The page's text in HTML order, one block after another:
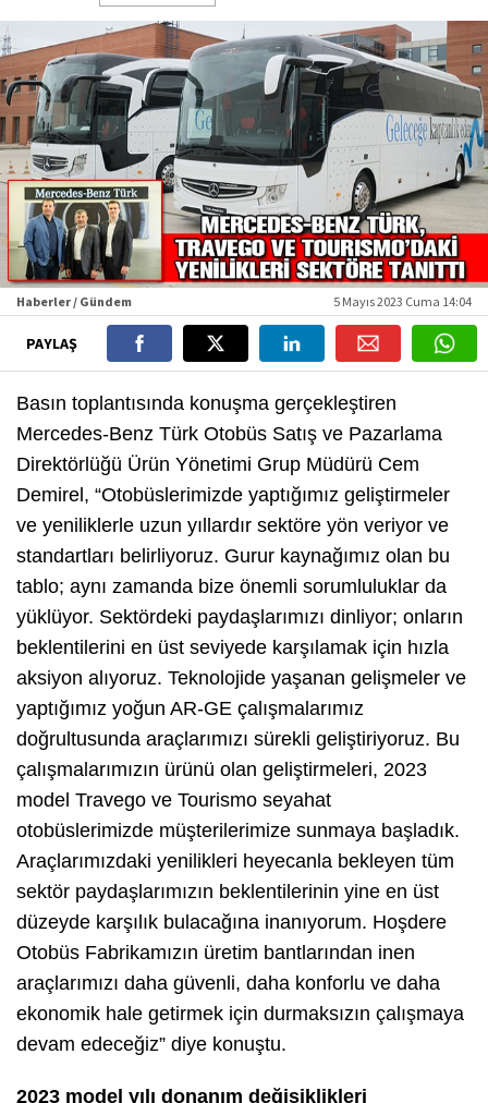
Haberler / Gündem 5 Mayıs 2023 Cuma 14:04
PAYLAŞ
Basın toplantısında konuşma gerçekleştiren
Mercedes-Benz Türk Otobüs Satış ve Pazarlama
Direktörlüğü Ürün Yönetimi Grup Müdürü Cem
Demirel, “Otobüslerimizde yaptığımız geliştirmeler
ve yeniliklerle uzun yıllardır sektöre yön veriyor ve
standartları belirliyoruz. Gurur kaynağımız olan bu
tablo; aynı zamanda bize önemli sorumluluklar da
yüklüyor. Sektördeki paydaşlarımızı dinliyor; onların
beklentilerini en üst seviyede karşılamak için hızla
aksiyon alıyoruz. Teknolojide yaşanan gelişmeler ve
yaptığımız yoğun AR-GE çalışmalarımız
doğrultusunda araçlarımızı sürekli geliştiriyoruz. Bu
çalışmalarımızın ürünü olan geliştirmeleri, 2023
model Travego ve Tourismo seyahat
otobüslerimizde müşterilerimize sunmaya başladık.
Araçlarımızdaki yenilikleri heyecanla bekleyen tüm
sektör paydaşlarımızın beklentilerinin yine en üst
düzeyde karşılık bulacağına inanıyorum. Hoşdere
Otobüs Fabrikamızın üretim bantlarından inen
araçlarımızı daha güvenli, daha konforlu ve daha
ekonomik hale getirmek için durmaksızın çalışmaya
devam edeceğiz” diye konuştu.
2023 model yılı donanım değişiklikleri